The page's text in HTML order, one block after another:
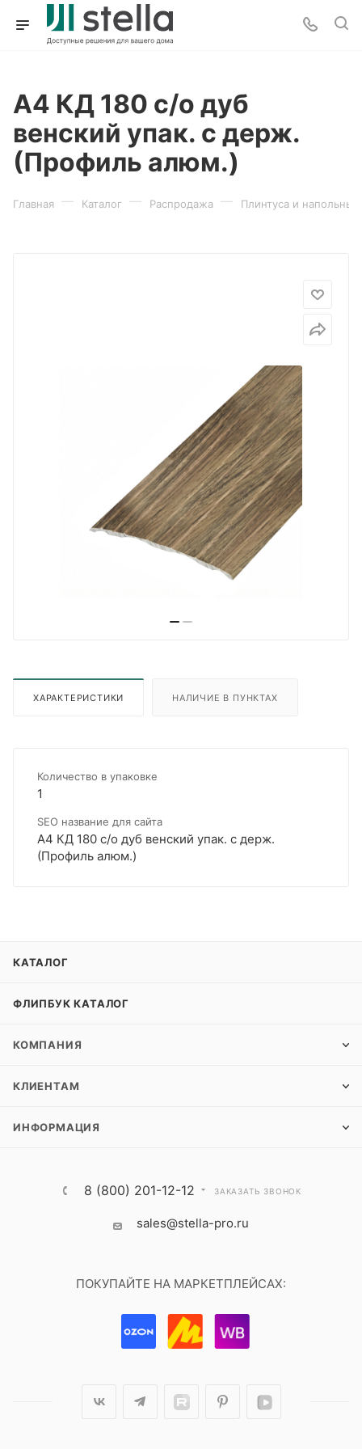
А4 КД 180 с/о дуб
венский упак. с держ.
(Профиль алюм.)
Главная — Каталог — Распродажа — Плинтуса и
ХАРАКТЕРИСТИКИ НАЛИЧИЕ В ПУНКТАХ
Количество в упаковке
1
SEO название для сайта
А4 КД 180 с/о дуб венский упак. с держ.
(Профиль алюм.)
КАТАЛОГ
ФЛИПБУК КАТАЛОГ
КОМПАНИЯ
КЛИЕНТАМ
ИНФОРМАЦИЯ
8 (800) 201-12-12 ЗАКАЗАТЬ ЗВОНОК
sales@stella-pro.ru
ПОКУПАЙТЕ НА МАРКЕТПЛЕЙСАХ: